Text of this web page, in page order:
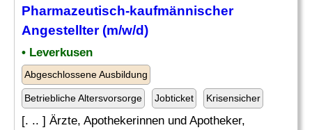
Pharmazeutisch-kaufmännischer
Angestellter (m/w/d)
• Leverkusen
Abgeschlossene Ausbildung
Betriebliche Altersvorsorge Jobticket Krisensicher
[. .. ] Ärzte, Apothekerinnen und Apotheker,